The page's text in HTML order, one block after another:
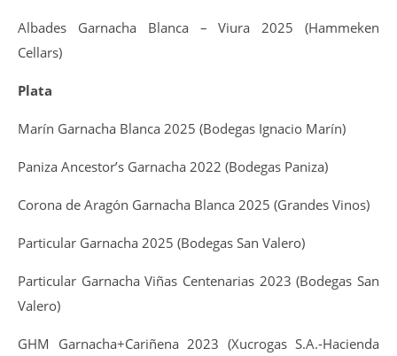
Albades Garnacha Blanca – Viura 2025 (Hammeken
Cellars)
Plata
Marín Garnacha Blanca 2025 (Bodegas Ignacio Marín)
Paniza Ancestor’s Garnacha 2022 (Bodegas Paniza)
Corona de Aragón Garnacha Blanca 2025 (Grandes Vinos)
Particular Garnacha 2025 (Bodegas San Valero)
Particular Garnacha Viñas Centenarias 2023 (Bodegas San
Valero)
GHM Garnacha+Cariñena 2023 (Xucrogas S.A.-Hacienda